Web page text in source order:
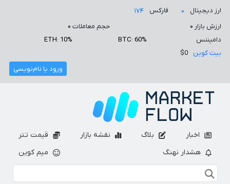
ارز دیجیتال ۰ فارکس
۱۷۴
ارزش بازار ۰ حجم معاملات ۰
دامیننس
BTC: 60%
ETH: 10%
بیت کوین
$0
ورود یا نام‌نویسی
اخبار بلاگ نقشه بازار
قیمت تتر
هشدار نهنگ
میم کوین